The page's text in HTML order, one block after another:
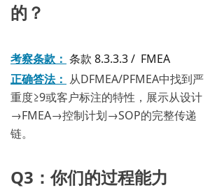
的？
考察条款： 条款 8.3.3.3 / FMEA
正确答法： 从DFMEA/PFMEA中找到严
重度≥9或客户标注的特性，展示从设计
→FMEA→控制计划→SOP的完整传递
链。
Q3：你们的过程能力